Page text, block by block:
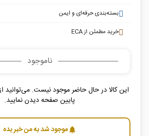
بسته‌بندی حرفه‌ای و ایمن
خرید مطمئن از ECA
ناموجود
این کالا در حال حاضر موجود نیست. می‌توانید
پایین صفحه دیدن نمایید.
notificationsموجود شد به من خبر بده